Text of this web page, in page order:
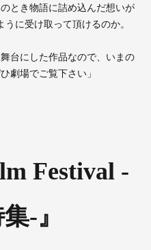
とき物語に詰め込んだ想いが
に受け取って頂けるのか。
台にした作品なので、いまの
劇場でご覧下さい」
Festival -
-』